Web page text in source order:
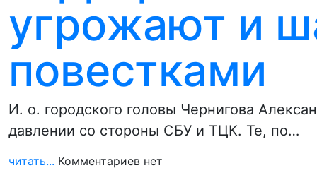
угрожают и
повестками
И. о. городского головы Чернигова
давлении со стороны СБУ и ТЦК. Те, по…
читать... Комментариев нет